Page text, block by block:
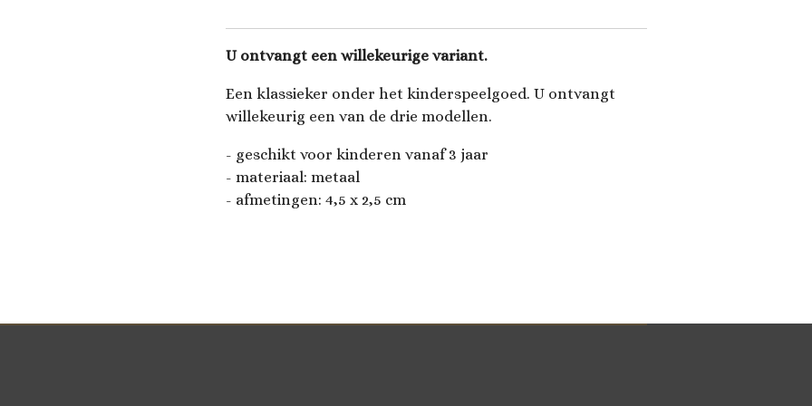
U ontvangt een willekeurige variant.
Een klassieker onder het kinderspeelgoed. U ontvangt
willekeurig een van de drie modellen.
- geschikt voor kinderen vanaf 3 jaar
- materiaal: metaal
- afmetingen: 4,5 x 2,5 cm